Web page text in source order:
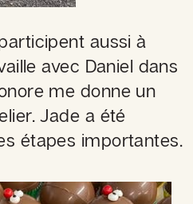
aussi à
avec Daniel dans
me donne un
Jade a été
étapes importantes.